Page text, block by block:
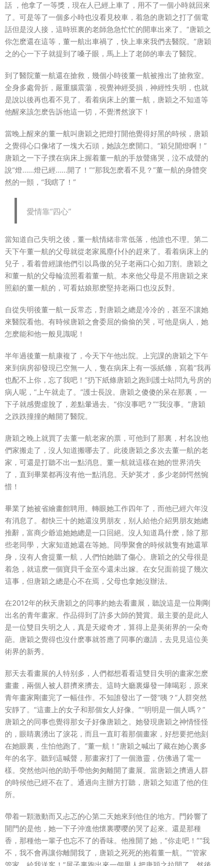
話 ，他拿了一等獎，現在人已經上車了，用不了一個小時就回來
了。可是等了一個多小時也沒看見校車，着急的唐穎之打了個電
話但是沒人接，這時班裏的老師急急忙忙的開車出來了。“唐穎之
你怎麽還在這等，董一航出車禍了，快上車來我們去醫院。”唐穎
之的心一下子就提到了嗓子眼，馬上上了老師的車去了醫院。
到了醫院董一航還在搶救，幾個小時後董一航被推出了搶救室。
全身多處骨折，嚴重腦震蕩，視覺神經受損，神經性失明，也就
是說以後再也看不見了。看着病床上的董一航，唐穎之不知道等
他醒來該怎麽告訴他這一切，不覺潸然淚下！
當晚上醒來的董一航叫唐穎之把燈打開他覺得好黑的時候，唐穎
之覺得心口像堵了一塊大石頭，她該怎麽開口。“穎兒開燈啊！”
唐穎之一下子撲在病床上握着董一航的手放聲痛哭，泣不成聲的
說“燈……燈已經……開了！”“那我怎麽看不見？”董一航的身體突
然的一顫，“我瞎了！”
愛情靠“四心”
當知道自己失明之後，董一航情緒非常低落，他誰也不理。第二
天下午董一航的父母就從老家風塵仆仆的趕來了。看着病床上的
兒子，看着曾經讓他們引以爲傲的兒子老兩口心如刀割。唐穎之
和董一航的父母輪流照看着董一航。本來他父母是不用唐穎之來
照顧的董一航的，可看姑娘那麽堅持老兩口也沒反對。
自從失明後董一航一反常态，對唐穎之總是冷冷的，甚至不讓她
來醫院看他。有時候唐穎之會委屈的偷偷的哭，可他是病人，她
怎麽能和他一般見識呢！
半年過後董一航康複了，今天下午他出院。上完課的唐穎之下午
來到病房卻發現已空無一人，隻在病床上有一張紙條，寫着“我再
也配不上你，忘了我吧！”扔下紙條唐穎之跑到護士站問九号房的
病人呢，“上午就走了。”護士長說。唐穎之傻傻的呆在那裏，一
下子就感覺虛脫了，差點暈過去。“你沒事吧？”“我沒事。”唐穎
之跌跌撞撞的離開了醫院。
唐穎之晚上就買了去董一航老家的票，可他到了那裏，村名說他
們家搬走了，沒人知道搬哪去了。此後唐穎之多次去董一航的老
家，可還是打聽不出一點消息。董一航就這樣在她的世界消失
了，直到畢業都再沒有他一點消息。天妒英才，多少老師愕然惋
惜！
畢業了她被省繪畫館聘用。轉眼她工作四年了，而他已經六年沒
有消息了。都快三十的她還沒男朋友，别人給他介紹男朋友她總
推辭，富商少爺追她她總是一口回絕。沒人知道爲什麽，除了那
些老同學，大家知道她還在等她。同學聚會的時候就隻有她還單
身，沒有人會提董一航，人們怕她聽了傷心。唐穎之的父母很是
着急，就這麽一個寶貝千金至今還未出嫁。在女兒面前提了幾次
這事，但唐穎之總是心不在焉，父母也拿她沒辦法。
在2012年的秋天唐穎之的同事約她去看畫展，聽說這是一位剛剛
出名的青年畫家。作品得到了許多大師的贊賞。最主要的是此人
是一位雙目失明之人，真是天縱奇才，算得上是美術界的一朵奇
葩。唐穎之覺得也沒什麽事就答應了同事的邀請，去見見這位美
術界的新秀。
那天去看畫展的人特别多，人們都想看看這雙目失明的畫家怎麽
畫畫，兩個人被人群擠來擠去。這時大廳裏爆發一陣喝彩，原來
青年畫家剛畫完了一幅佳作。不知誰發出了一聲“咦？”人群突然
安靜了。“這畫上的女子和那個女人好像。”“明明是一個人嗎？”
唐穎之的同事也覺得那女子好像唐穎之。她發現唐穎之神情怪怪
的，眼睛裏湧出了淚花，而且一直盯着那個畫家，好想要把他刻
在她眼裏，生怕他跑了。“董一航！”唐穎之喊出了藏在她心裏多
年的名字。聽到這喊聲，那畫家打了一個激靈，仿佛過了電一
樣。突然他叫他的助手帶他匆匆離開了畫展。當唐穎之擠過人群
的時候他已經不在了。通過向主辦方打聽，唐穎之知道了他的住
所。
帶着一顆激動而又忐忑的心第二天她來到他住的地方。門鈴響了
開門的是他，她一下子沖進他懷裏嘤嘤的哭了起來。還是那種
香，那種他一輩子也忘不了的香味。他推開了她，“你走吧！”“我
不，我不會再讓你離開我了，唐穎之死死的抱着董一航。”“管家